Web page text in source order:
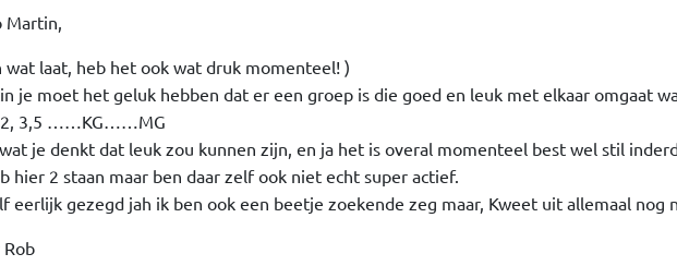
Martin,
wat laat, heb het ook wat druk momenteel! )
je moet het geluk hebben dat er een groep is die goed en leuk met elkaar omgaat
2, 3,5 ……KG……MG
je denkt dat leuk zou kunnen zijn, en ja het is overal momenteel best wel stil
hier 2 staan maar ben daar zelf ook niet echt super actief.
eerlijk gezegd jah ik ben ook een beetje zoekende zeg maar, Kweet uit allemaal nog